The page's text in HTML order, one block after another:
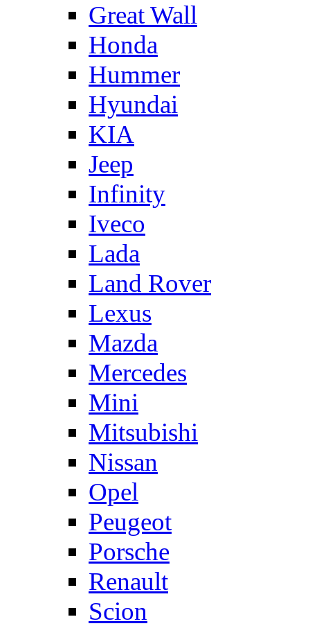
Great Wall
Honda
Hummer
Hyundai
KIA
Jeep
Infinity
Iveco
Lada
Land Rover
Lexus
Mazda
Mercedes
Mini
Mitsubishi
Nissan
Opel
Peugeot
Porsche
Renault
Scion